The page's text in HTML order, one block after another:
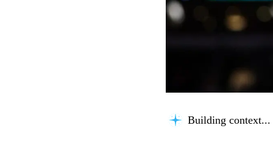
Building context...